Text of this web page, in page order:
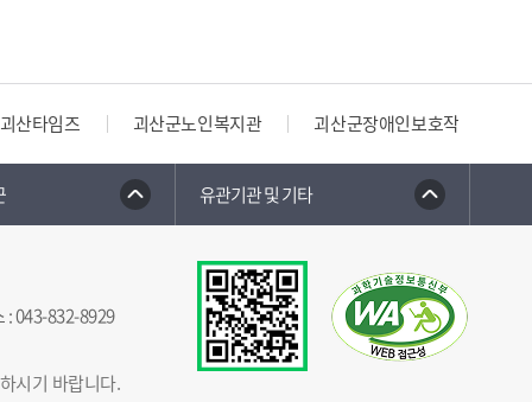
괴산타임즈 괴산군노인복지관 괴산군장애인보호작업장
유관기관 및 기타
:043-832-8929
시기 바랍니다.